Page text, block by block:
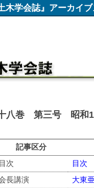
木学会誌』アーカイブ
八巻 第三号 昭和
記事区分
目次
目次
長講演
大東